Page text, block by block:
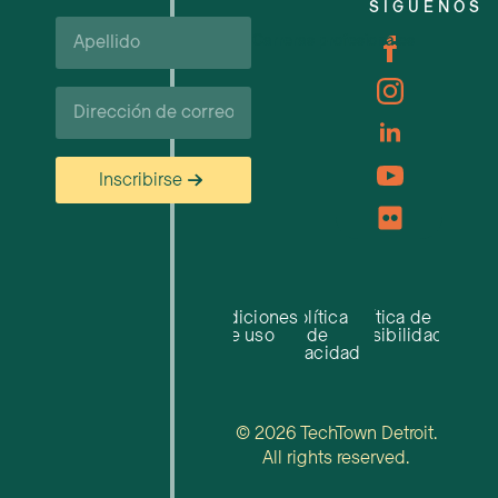
Apellido*
Correo
electrónico
Inscribirse
Carreras profesionales
SÍGUENOS
Condiciones
de uso
Política
de
privacidad
Política de
accesibilidad
© 2026 TechTown Detroit.
All rights reserved.